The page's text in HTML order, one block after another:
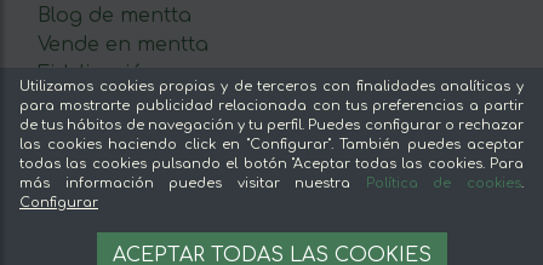
22,29 € AÑADIR A LA CESTA
Blog de mentta
Vende en mentta
Fidelización
Preguntas frecuentes
Legal
Aviso legal
Pago seguro
Utilizamos cookies propias y de terceros con finalidades analíticas y
para mostrarte publicidad relacionada con tus preferencias a partir
de tus hábitos de navegación y tu perfil. Puedes configurar o rechazar
las cookies haciendo click en "Configurar". También puedes aceptar
todas las cookies pulsando el botón "Aceptar todas las cookies. Para
más información puedes visitar nuestra
Política de cookies.
Configurar
ACEPTAR TODAS LAS COOKIES